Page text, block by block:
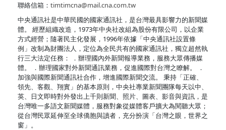
聯絡信箱： timtimcna@mail.cna.com.tw
中央通訊社是中華民國的國家通訊社，是台灣最具影響力的新聞媒
體。 經歷組織改造，1973年中央社改組為股份有限公司，以企業
方式經營；隨著民主化發展，1996年依據「中央通訊社設置條
例」改制為財團法人，定位為全民共有的國家通訊社，獨立超然執
行三大法定任務： ．辦理國內外新聞報導業務，服務大眾傳播媒
體。 ．辦理國家對外新聞通訊業務，促進國際對台灣之瞭解。 ．
加強與國際新聞通訊社合作，增進國際新聞交流。 秉持「正確、
領先、客觀、翔實」的基本原則，中央社專業新聞團隊每天以中、
英、日文即時對外發出上千則新聞、照片、圖表、影音與資訊，是
台灣唯一多語文新聞媒體，服務對象從媒體客戶擴大為閱聽大眾；
從台灣民眾延伸至全球僑胞與讀者，充分扮演「台灣之眼，世界之
窗」。